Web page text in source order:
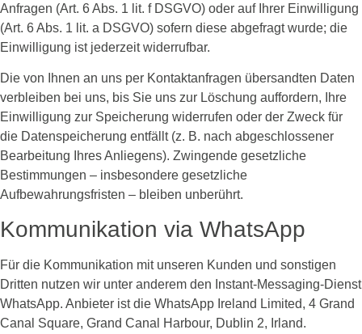
Anfragen (Art. 6 Abs. 1 lit. f DSGVO) oder auf Ihrer Einwilligung
(Art. 6 Abs. 1 lit. a DSGVO) sofern diese abgefragt wurde; die
Einwilligung ist jederzeit widerrufbar.
Die von Ihnen an uns per Kontaktanfragen übersandten Daten
verbleiben bei uns, bis Sie uns zur Löschung auffordern, Ihre
Einwilligung zur Speicherung widerrufen oder der Zweck für
die Datenspeicherung entfällt (z. B. nach abgeschlossener
Bearbeitung Ihres Anliegens). Zwingende gesetzliche
Bestimmungen – insbesondere gesetzliche
Aufbewahrungsfristen – bleiben unberührt.
Kommunikation via WhatsApp
Für die Kommunikation mit unseren Kunden und sonstigen
Dritten nutzen wir unter anderem den Instant-Messaging-Dienst
WhatsApp. Anbieter ist die WhatsApp Ireland Limited, 4 Grand
Canal Square, Grand Canal Harbour, Dublin 2, Irland.